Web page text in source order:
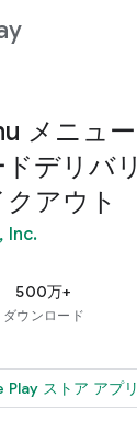
メニュー
ドデリバ
アウト
Inc.
500万+
ダウンロード
ストア アプ